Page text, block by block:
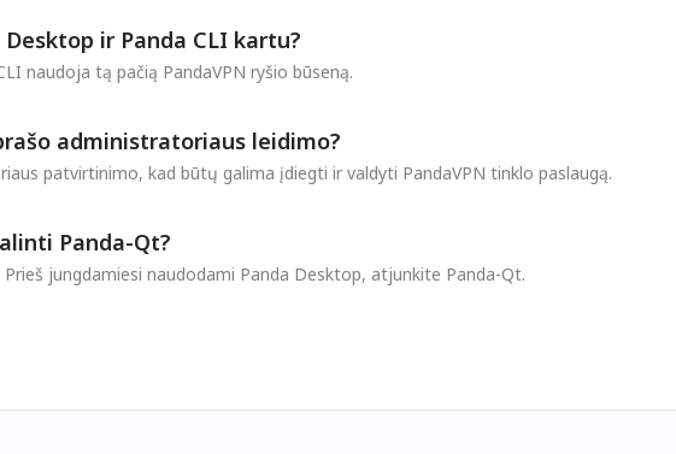
ir Panda CLI kartu?
naudoja tą pačią PandaVPN ryšio būseną.
administratoriaus leidimo?
patvirtinimo, kad būtų galima įdiegti ir valdyti PandaVPN tinklo paslaugą.
Panda-Qt?
jungdamiesi naudodami Panda Desktop, atjunkite Panda-Qt.